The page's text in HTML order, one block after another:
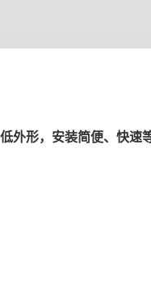
形，安装简便、快速